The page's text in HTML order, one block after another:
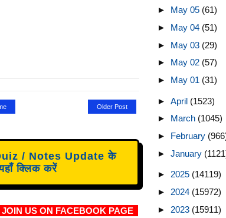
Older Post
/ Notes Update के
क्लिक करें
JOIN US ON FACEBOOK PAGE
► May 05 (61)
► May 04 (51)
► May 03 (29)
► May 02 (57)
► May 01 (31)
► April (1523)
► March (1045)
► February
► January
► 2025 (14119)
► 2024 (15972)
► 2023 (15911)